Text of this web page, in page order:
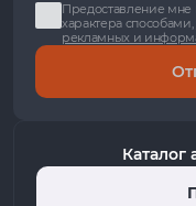
Предоставление
характера
рекламных и
Каталог